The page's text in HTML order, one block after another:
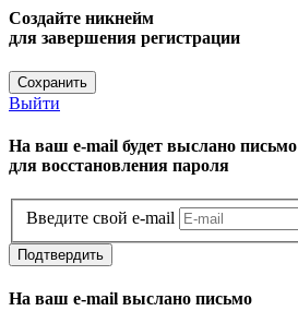
Создайте никнейм
для завершения регистрации
Сохранить
Выйти
На ваш e-mail будет выслано письмо
для восстановления пароля
Введите свой e-mail
Подтвердить
На ваш e-mail выслано письмо